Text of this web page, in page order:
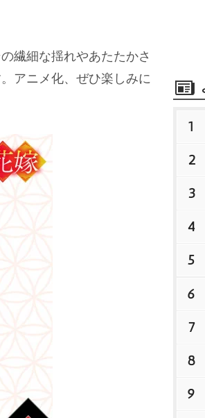
繊細な揺れやあたたかさ
アニメ化、ぜひ楽しみに
1
2
3
4
5
6
7
8
9